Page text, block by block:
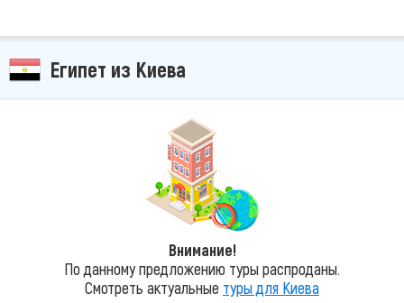
Египет из Киева
Внимание!
По данному предложению туры распроданы.
Смотреть актуальные туры для Киева